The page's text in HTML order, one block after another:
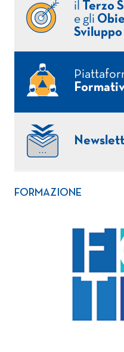
il
Terzo
e gli
FORMAZIONE